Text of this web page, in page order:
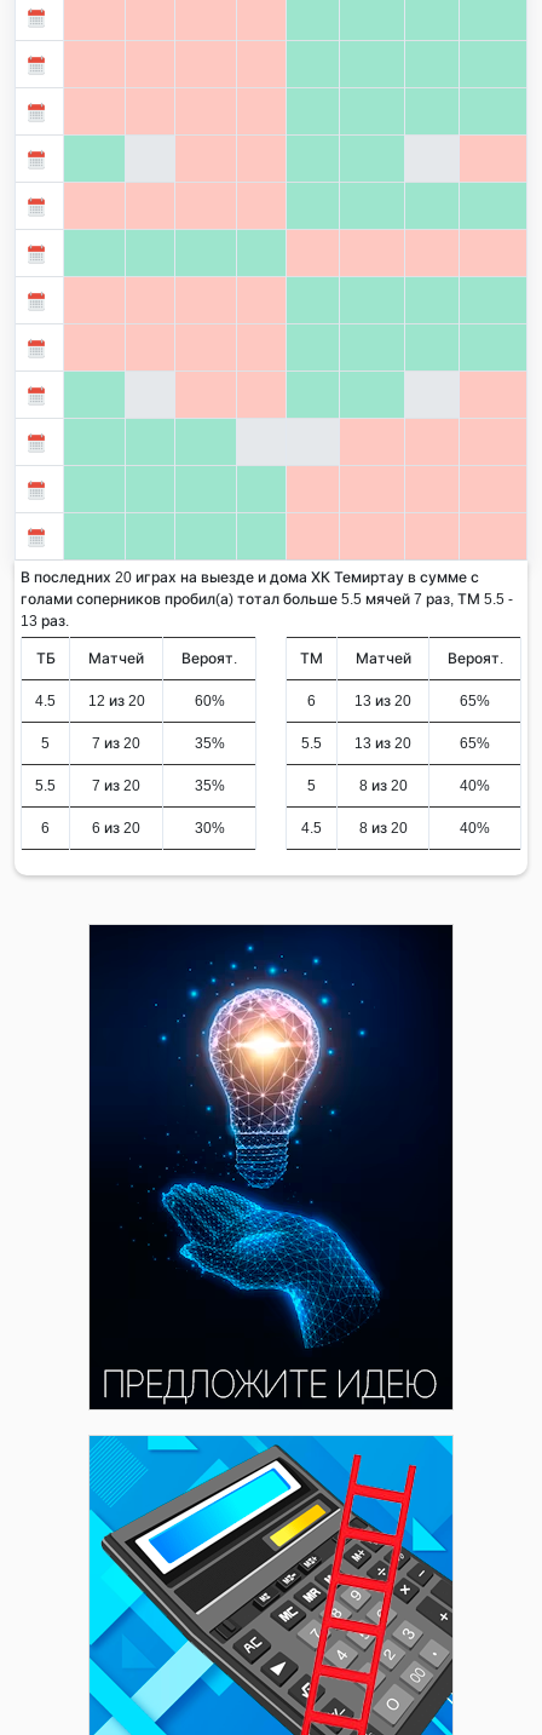
В последних 20 играх на выезде и дома ХК Темиртау в сумме с
голами соперников пробил(а) тотал больше 5.5 мячей 7 раз, ТМ 5.5 -
13 раз.
ТБ Матчей Вероят.
4.5 12 из 20 60%
5 7 из 20 35%
5.5 7 из 20 35%
6 6 из 20 30%
ТМ Матчей Вероят.
6 13 из 20 65%
5.5 13 из 20 65%
5 8 из 20 40%
4.5 8 из 20 40%